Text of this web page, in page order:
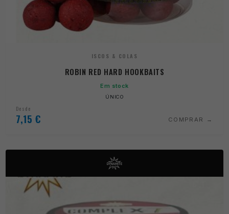
ISCOS & COLAS
ROBIN RED HARD HOOKBAITS
Em stock
ÚNICO
Desde
7,15 € COMPRAR